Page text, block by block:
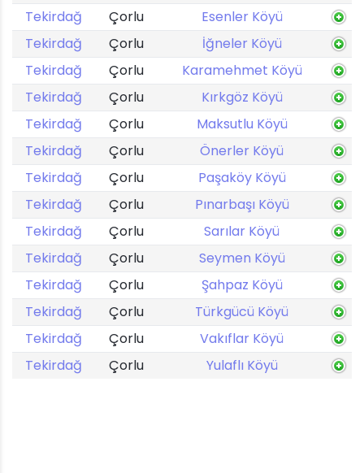
Tekirdağ
Çorlu
Esenler Köyü
Tekirdağ
Çorlu
İğneler Köyü
Tekirdağ
Çorlu
Karamehmet Köyü
Tekirdağ
Çorlu
Kırkgöz Köyü
Tekirdağ
Çorlu
Maksutlu Köyü
Tekirdağ
Çorlu
Önerler Köyü
Tekirdağ
Çorlu
Paşaköy Köyü
Tekirdağ
Çorlu
Pınarbaşı Köyü
Tekirdağ
Çorlu
Sarılar Köyü
Tekirdağ
Çorlu
Seymen Köyü
Tekirdağ
Çorlu
Şahpaz Köyü
Tekirdağ
Çorlu
Türkgücü Köyü
Tekirdağ
Çorlu
Vakıflar Köyü
Tekirdağ
Çorlu Yulaflı Köyü